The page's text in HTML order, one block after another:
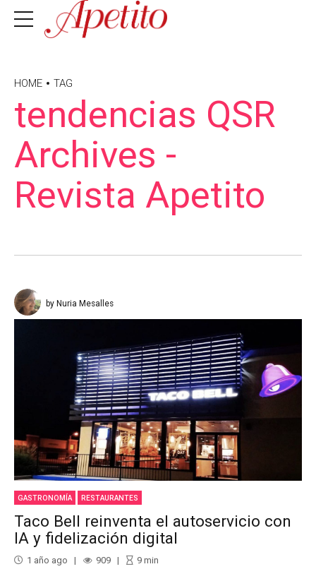
HOME TAG
tendencias QSR
Archives -
Revista Apetito
by Nuria Mesalles
GASTRONOMÍA RESTAURANTES
Taco Bell reinventa el autoservicio con
IA y fidelización digital
1 año ago 909 9min